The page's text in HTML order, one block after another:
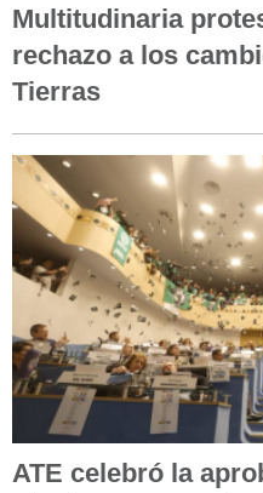
Multitudinaria
rechazo a los
Tierras
ATE celebró la